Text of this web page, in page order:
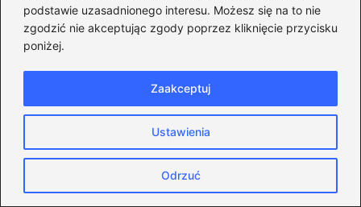
podstawie uzasadnionego interesu. Możesz się na to nie
zgodzić nie akceptując zgody poprzez kliknięcie przycisku
poniżej.
Ustawienia
Odrzuć
Zaakceptuj
Odkryj fascynującą historię Mateusza
Morawieckiego: Gdzie i kiedy rozpoczęła
się jego droga?
Zagadkowe korzenie Donalda Tuska –
odkryj fascynującą historię jego
Ustawa o pracy na morzu: Co musisz
wiedzieć o kluczowych przepisach dla